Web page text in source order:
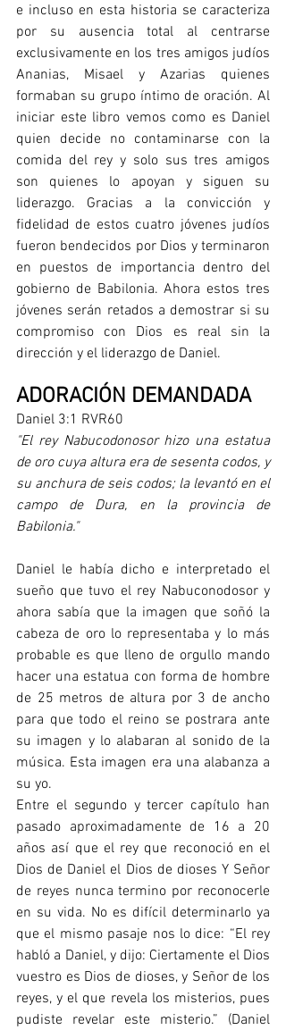
e incluso en esta historia se caracteriza
por su ausencia total al centrarse
exclusivamente en los tres amigos judíos
Ananias, Misael y Azarias quienes
formaban su grupo íntimo de oración. Al
iniciar este libro vemos como es Daniel
quien decide no contaminarse con la
comida del rey y solo sus tres amigos
son quienes lo apoyan y siguen su
liderazgo. Gracias a la convicción y
fidelidad de estos cuatro jóvenes judíos
fueron bendecidos por Dios y terminaron
en puestos de importancia dentro del
gobierno de Babilonia. Ahora estos tres
jóvenes serán retados a demostrar si su
compromiso con Dios es real sin la
dirección y el liderazgo de Daniel.
ADORACIÓN DEMANDADA
Daniel 3:1 RVR60
"El rey Nabucodonosor hizo una estatua
de oro cuya altura era de sesenta codos, y
su anchura de seis codos; la levantó en el
campo de Dura, en la provincia de
Babilonia."
Daniel le había dicho e interpretado el
sueño que tuvo el rey Nabuconodosor y
ahora sabía que la imagen que soñó la
cabeza de oro lo representaba y lo más
probable es que lleno de orgullo mando
hacer una estatua con forma de hombre
de 25 metros de altura por 3 de ancho
para que todo el reino se postrara ante
su imagen y lo alabaran al sonido de la
música. Esta imagen era una alabanza a
su yo.
Entre el segundo y tercer capítulo han
pasado aproximadamente de 16 a 20
años así que el rey que reconoció en el
Dios de Daniel el Dios de dioses Y Señor
de reyes nunca termino por reconocerle
en su vida. No es difícil determinarlo ya
que el mismo pasaje nos lo dice: “El rey
habló a Daniel, y dijo: Ciertamente el Dios
vuestro es Dios de dioses, y Señor de los
reyes, y el que revela los misterios, pues
pudiste revelar este misterio.” (Daniel